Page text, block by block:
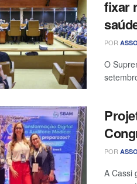
fixar
POR
O
POR
A Cassi